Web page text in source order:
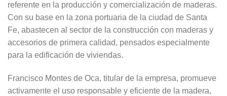
referente en la producción y comercialización de maderas.
Con su base en la zona portuaria de la ciudad de Santa
Fe, abastecen al sector de la construcción con maderas y
accesorios de primera calidad, pensados especialmente
para la edificación de viviendas.
Francisco Montes de Oca, titular de la empresa, promueve
activamente el uso responsable y eficiente de la madera,